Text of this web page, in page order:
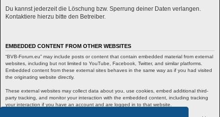
Du kannst jederzeit die Löschung bzw. Sperrung deiner Daten verlangen.
Kontaktiere hierzu bitte den Betreiber.
EMBEDDED CONTENT FROM OTHER WEBSITES
“BVB-Forum.eu” may include posts or content that contain embedded material from external
websites, including but not limited to YouTube, Facebook, Twitter, and similar platforms.
Embedded content from these external sites behaves in the same way as if you had visited
the originating website directly.
These external websites may collect data about you, use cookies, embed additional third-
party tracking, and monitor your interaction with the embedded content, including tracking
your interaction if you have an account and are logged in to that website.